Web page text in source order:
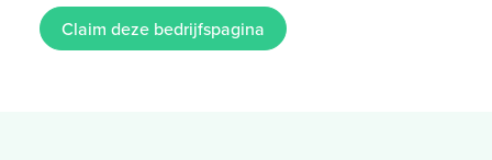
Claim deze bedrijfspagina